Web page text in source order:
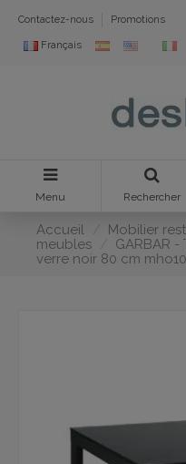
Contactez-nous Promotions
Français
Menu Rechercher
Accueil Mobilier
meubles
GARBAR
verre noir 80 cm